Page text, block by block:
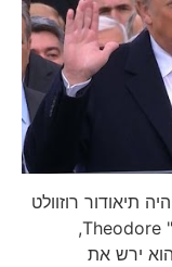
רוזוולט
Theodore "Teddy" Roosevelt (1858-1919),
בלבד. הוא ירש את